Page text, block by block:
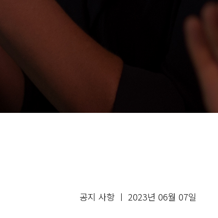
공지 사항 ㅣ 2023년 06월 07일